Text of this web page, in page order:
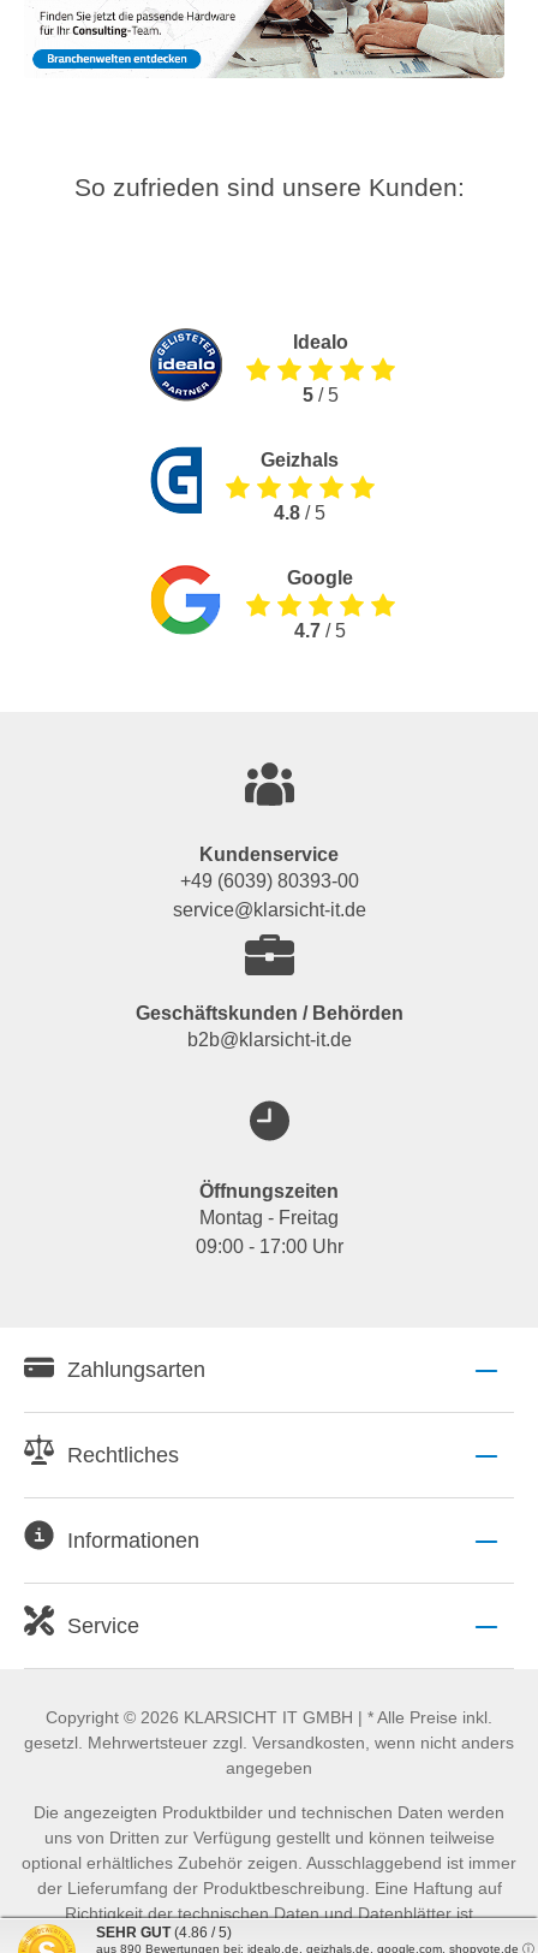
So zufrieden sind unsere Kunden:
Idealo
5/ 5
Geizhals
4.8 / 5
Google
4.7 / 5
Kundenservice
+49 (6039) 80393-00
service@klarsicht-it.de
Geschäftskunden / Behörden
b2b@klarsicht-it.de
Öffnungszeiten
Montag - Freitag
09:00 - 17:00 Uhr
Zahlungsarten
Rechtliches
Informationen
Service
Copyright © 2026 KLARSICHT IT GMBH | * Alle Preise inkl.
gesetzl. Mehrwertsteuer zzgl. Versandkosten, wenn nicht anders
angegeben
Die angezeigten Produktbilder und technischen Daten werden
uns von Dritten zur Verfügung gestellt und können teilweise
optional erhältliches Zubehör zeigen. Ausschlaggebend ist immer
der Lieferumfang der Produktbeschreibung. Eine Haftung auf
Richtigkeit der technischen Daten und Datenblätter ist
ausgeschlossen.
SEHR GUT (4.86 / 5)
aus 890 Bewertungen bei: idealo.de, geizhals.de, google.com, shopvote.de ⓘ